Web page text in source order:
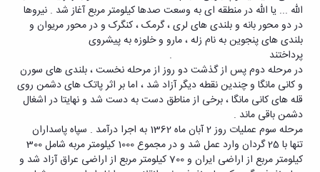
الله ... یا الله در منطقه ای به وسعت صدها کیلومتر مربع آغاز شد . نیروها
در دو محور بانه و بلندی های لری ، گرمک ، کنگرک و در محور مریوان و
بلندی های پنجوین به نام زله ، مارو و خلوزه به پیشروی
پرداختند .
در مرحله دوم پس از گذشت دو روز از مرحله نخست ، بلندی های سورن
و کانی مانگا و چندین نقطه دیگر آزاد شد ، اما بر اثر پاتک های دشمن روی
قله های کانی مانگا ، برخی از مناطق دست به دست شد و نهایتا در اشغال
دشمن باقی ماند .
مرحله سوم عملیات روز 2 آبان ماه 1362 به اجرا درآمد . سپاه پاسداران
تنها با 25 گردان وارد عمل شد و در مجموع 1000 کیلومتر مربه شامل 300
کیلومتر مربع از اراضی ایران و 700 کیلومتر مربع از اراضی عراق آزاد شد و